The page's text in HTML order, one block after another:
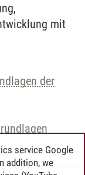
mit
der
service Google
addition, we